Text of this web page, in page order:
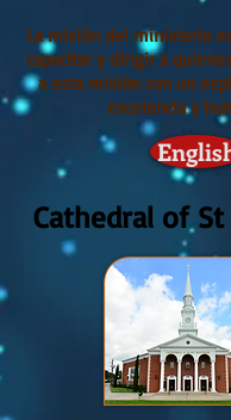
La misión del ministerio
capacitar y dirigir a
a esta misión con un
excelencia y
Cathedral of